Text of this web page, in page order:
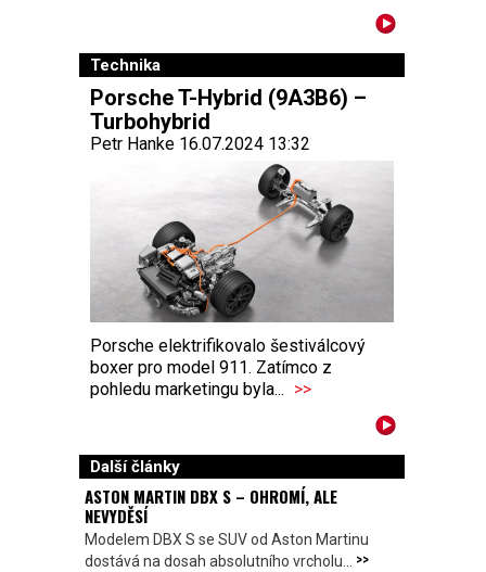
Technika
Porsche T-Hybrid (9A3B6) –
Turbohybrid
Petr Hanke 16.07.2024 13:32
Porsche elektrifikovalo šestiválcový
boxer pro model 911. Zatímco z
pohledu marketingu byla... >>
Další články
ASTON MARTIN DBX S – OHROMÍ, ALE
NEVYDĚSÍ
Modelem DBX S se SUV od Aston Martinu
dostává na dosah absolutního vrcholu... >>